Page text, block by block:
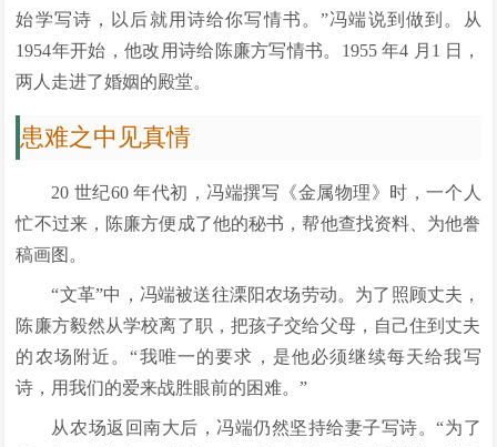
始学写诗，以后就用诗给你写情书。”冯端说到做到。从
1954年开始，他改用诗给陈廉方写情书。1955 年4 月1 日，
两人走进了婚姻的殿堂。
患难之中见真情
20 世纪60 年代初，冯端撰写《金属物理》时，一个人
忙不过来，陈廉方便成了他的秘书，帮他查找资料、为他誊
稿画图。
“文革”中，冯端被送往溧阳农场劳动。为了照顾丈夫，
陈廉方毅然从学校离了职，把孩子交给父母，自己住到丈夫
的农场附近。“我唯一的要求，是他必须继续每天给我写
诗，用我们的爱来战胜眼前的困难。”
从农场返回南大后，冯端仍然坚持给妻子写诗。“为了